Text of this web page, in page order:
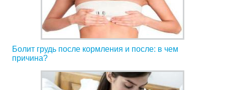
Болит грудь после кормления и после: в чем
причина?